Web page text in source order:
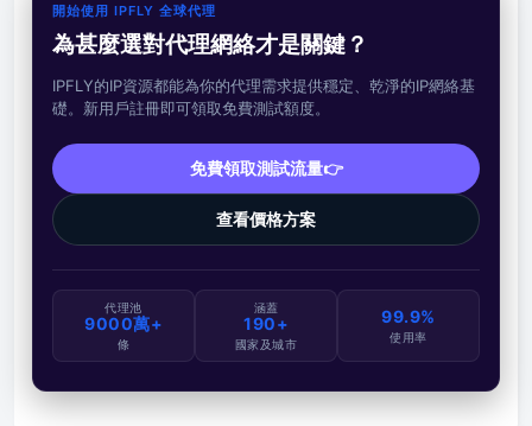
開始使用 IPFLY 全球代理
為甚麼選對代理網絡才是關鍵？
IPFLY的IP資源都能為你的代理需求提供穩定、乾淨的IP網絡基
礎。新用戶註冊即可領取免費測試額度。
免費領取測試流量👉
查看價格方案
代理池
9000萬+
條
涵蓋
190+
國家及城市
99.9%
使用率